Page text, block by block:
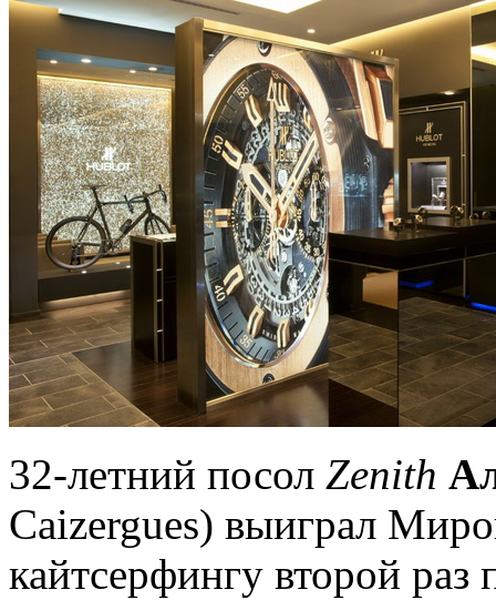
32-летний посол Zenith
Caizergues) выиграл
кайтсерфингу второй раз